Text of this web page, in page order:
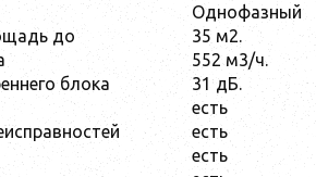
Однофазный
до
35 м2.
552 м3/ч.
блока
31 дБ.
есть
есть
есть